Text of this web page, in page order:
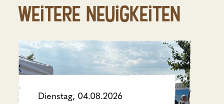
Weitere Neuigkeiten
Dienstag, 04.08.2026